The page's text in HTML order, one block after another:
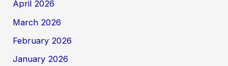
April 2026
March 2026
February 2026
January 2026